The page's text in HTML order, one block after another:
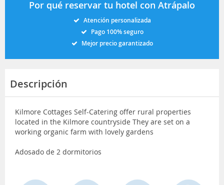
Por qué reservar tu hotel con Atrápalo
Atención personalizada
Pago 100% seguro
Mejor precio garantizado
Descripción
Kilmore Cottages Self-Catering offer rural properties
located in the Kilmore countryside They are set on a
working organic farm with lovely gardens
Adosado de 2 dormitorios